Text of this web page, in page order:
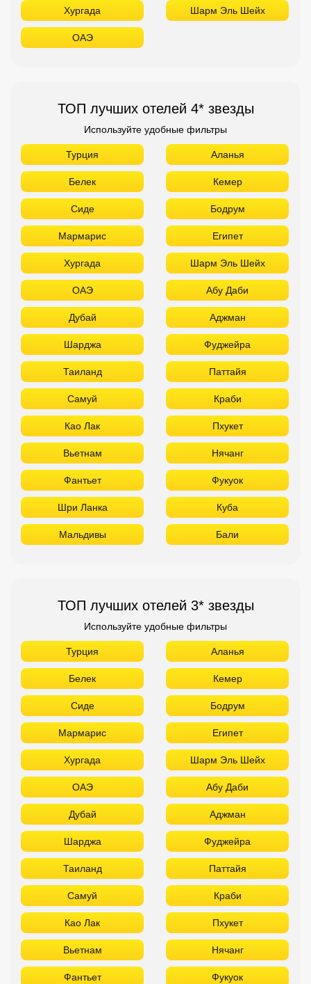
Хургада Шарм Эль Шейх
ОАЭ
ТОП лучших отелей 4* звезды
Используйте удобные фильтры
Турция Аланья
Белек Кемер
Сиде Бодрум
Мармарис Египет
Хургада Шарм Эль Шейх
ОАЭ Абу Даби
Дубай Аджман
Шарджа Фуджейра
Таиланд Паттайя
Самуй Краби
Као Лак Пхукет
Вьетнам Нячанг
Фантьет Фукуок
Шри Ланка Куба
Мальдивы Бали
ТОП лучших отелей 3* звезды
Используйте удобные фильтры
Турция Аланья
Белек Кемер
Сиде Бодрум
Мармарис Египет
Хургада Шарм Эль Шейх
ОАЭ Абу Даби
Дубай Аджман
Шарджа Фуджейра
Таиланд Паттайя
Самуй Краби
Као Лак Пхукет
Вьетнам Нячанг
Фантьет Фукуок